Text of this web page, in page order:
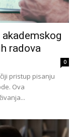
radova
0
pristup pisanju
Ova